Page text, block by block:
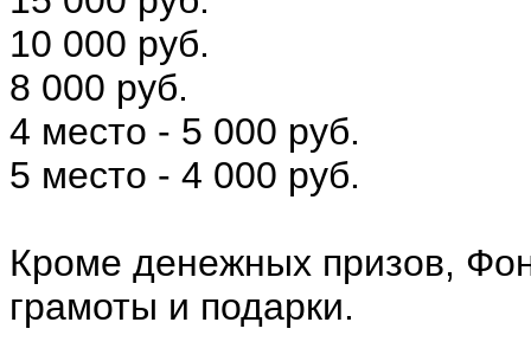
10 000 руб.
8 000 руб.
4 место - 5 000 руб.
5 место - 4 000 руб.
Кроме денежных призов,
грамоты и подарки.